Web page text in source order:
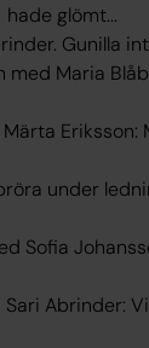
glömt...
Gunilla
med Maria
Eriksson:
under
Sofia
Sari Abrinder: